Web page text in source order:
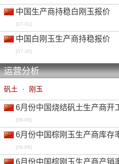
中国生产商持稳白刚玉报价
[07-31]
中国白刚玉生产商持稳报价
[07-30]
运营分析
矾土 · 刚玉
6月份中国烧结矾土生产商开
[08-06]
6月份中国棕刚玉生产商库存
[08-06]
6月份中国棕刚玉生产商产销